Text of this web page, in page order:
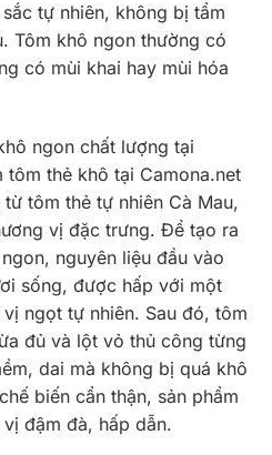
tự nhiên, không bị tẩm
Tôm khô ngon thường có
có mùi khai hay mùi hóa
ngon chất lượng tại
tôm thẻ khô tại Camona.net
tôm thẻ tự nhiên Cà Mau,
vị đặc trưng. Để tạo ra
nguyên liệu đầu vào
sống, được hấp với một
ngọt tự nhiên. Sau đó, tôm
đủ và lột vỏ thủ công từng
dai mà không bị quá khô
biến cẩn thận, sản phẩm
đậm đà, hấp dẫn.